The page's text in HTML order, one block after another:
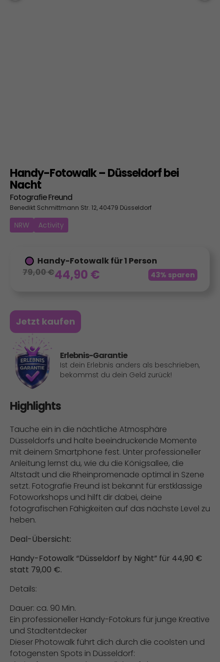
Handy-Fotowalk – Düsseldorf bei
Nacht
Fotografie Freund
Benedikt Schmittmann Str. 12, 40479 Düsseldorf
NRW Activity
Handy-Fotowalk für 1 Person
79,00€44,90 € 43% sparen
Jetzt kaufen
Erlebnis-Garantie
Ist dein Erlebnis anders als beschrieben,
bekommst du dein Geld zurück!
Highlights
Tauche ein in die nächtliche Atmosphäre
Düsseldorfs und halte beeindruckende Momente
mit deinem Smartphone fest. Unter professioneller
Anleitung lernst du, wie du die Königsallee, die
Altstadt und die Rheinpromenade optimal in Szene
setzt. Fotografie Freund ist bekannt für erstklassige
Fotoworkshops und hilft dir dabei, deine
fotografischen Fähigkeiten auf das nächste Level zu
heben.
Deal-Übersicht:
Handy-Fotowalk “Düsseldorf by Night” für 44,90 €
statt 79,00 €.
Details:
Dauer: ca. 90 Min.
Ein professioneller Handy-Fotokurs für junge Kreative
und Stadtentdecker
Dieser Photowalk führt dich durch die coolsten und
fotogensten Spots in Düsseldorf: